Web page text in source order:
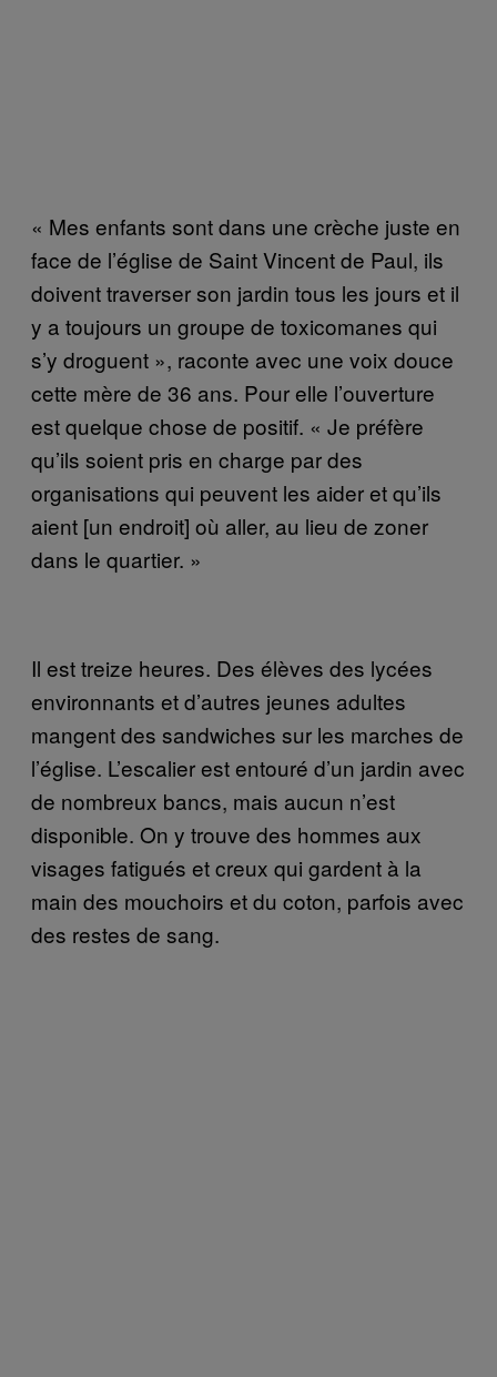
« Mes enfants sont dans une crèche juste en
face de l’église de Saint Vincent de Paul, ils
doivent traverser son jardin tous les jours et il
y a toujours un groupe de toxicomanes qui
s’y droguent », raconte avec une voix douce
cette mère de 36 ans. Pour elle l’ouverture
est quelque chose de positif. « Je préfère
qu’ils soient pris en charge par des
organisations qui peuvent les aider et qu’ils
aient [un endroit] où aller, au lieu de zoner
dans le quartier. »
Il est treize heures. Des élèves des lycées
environnants et d’autres jeunes adultes
mangent des sandwiches sur les marches de
l’église. L’escalier est entouré d’un jardin avec
de nombreux bancs, mais aucun n’est
disponible. On y trouve des hommes aux
visages fatigués et creux qui gardent à la
main des mouchoirs et du coton, parfois avec
des restes de sang.